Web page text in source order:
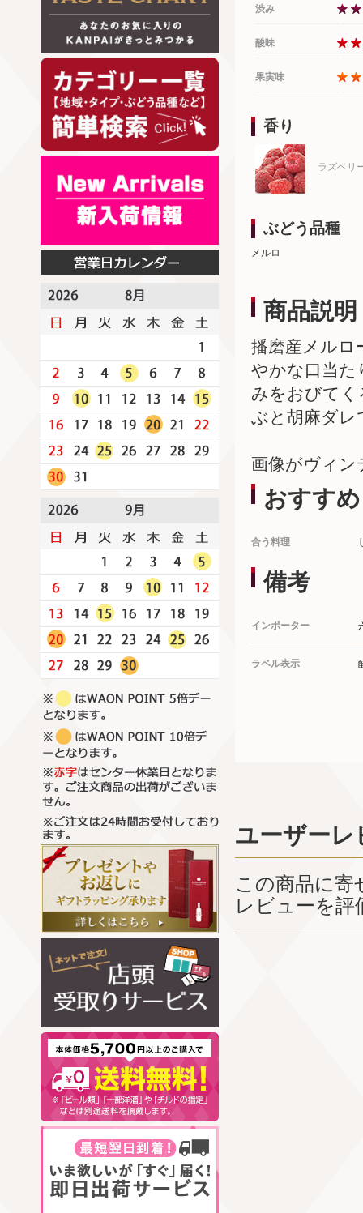
渋み
酸味
果実味
香り
ラズベリ
ぶどう品種
メルロ
商品説明
播磨産メルロ
やかな口当た
みをおびて
ぶと胡麻ダレ
画像がヴィン
おすすめ
合う料理
備考
インポーター
ラベル表示
ユーザーレ
この商品に
レビューを評